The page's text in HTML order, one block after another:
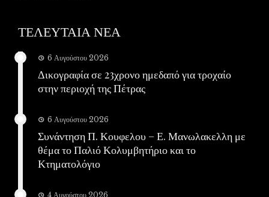
ΤΕΛΕΥΤΑΙΑ ΝΕΑ
6 Αυγούστου 2026
Δικογραφία σε 23χρονο ημεδαπό για τροχαίο
στην περιοχή της Πέτρας
6 Αυγούστου 2026
Συνάντηση Π. Κουφελου – Ε. Μανωλακελλη με
θέμα το Παλιό Κολυμβητήριο και το
Κτηματολόγιο
4 Αυγούστου 2026